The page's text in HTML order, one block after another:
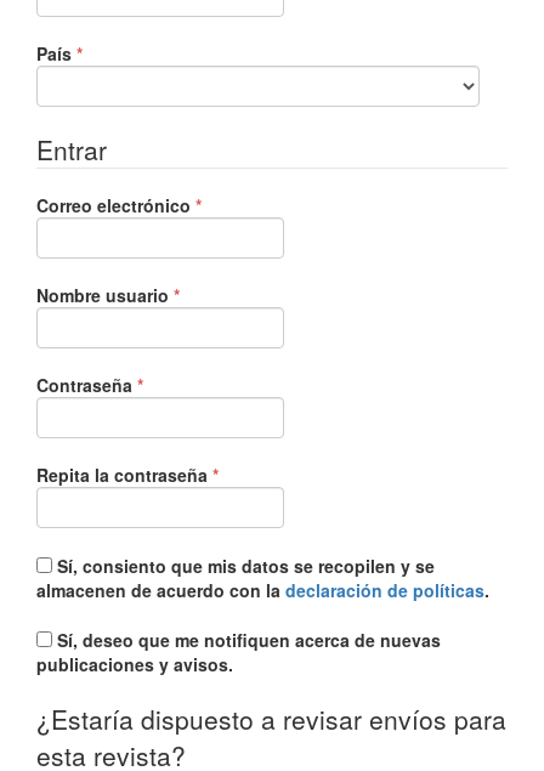
País *Obligatorio
Entrar
Correo electrónico *Obligatorio
Nombre usuario *Obligatorio
Contraseña *Obligatorio
Repita la contraseña *Obligatorio
almacenen de acuerdo con la declaración de políticas.
publicaciones y avisos.
¿Estaría dispuesto a revisar envíos para
esta revista?